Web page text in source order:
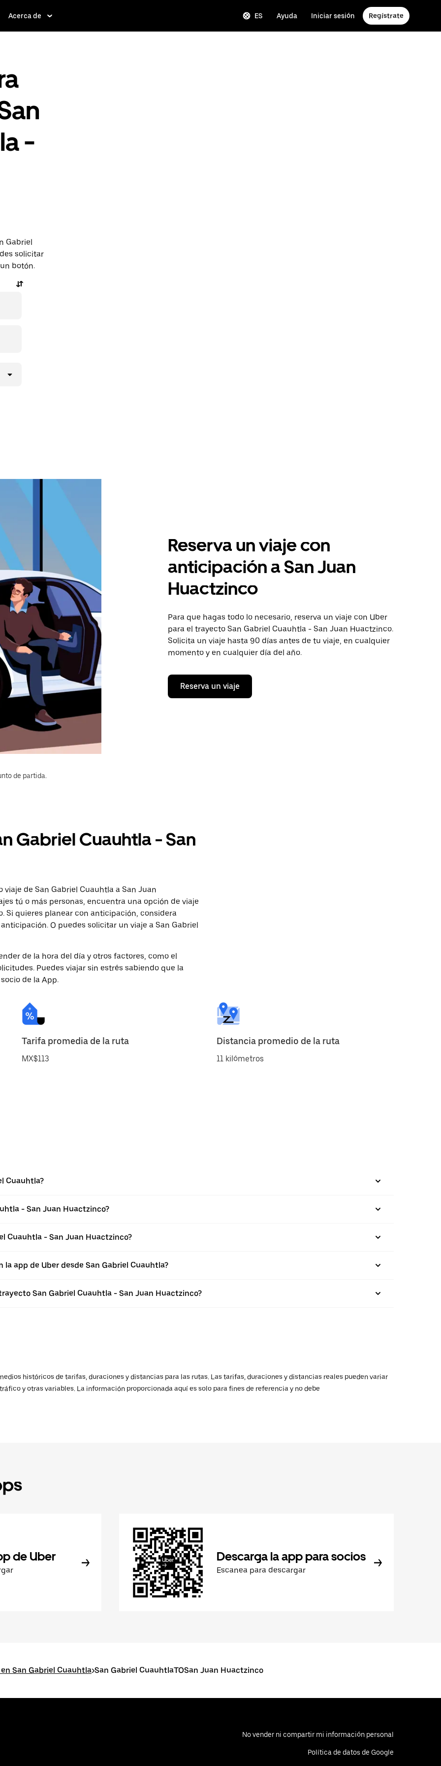
Acerca de ES Ayuda Iniciar sesión Regístrate
-
Gabriel
solicitar
botón.
Reserva un viaje con
anticipación a San Juan
Huactzinco
Para que hagas todo lo necesario, reserva un viaje con Uber
para el trayecto San Gabriel Cuauhtla - San Juan Huactzinco.
Solicita un viaje hasta 90 días antes de tu viaje, en cualquier
momento y en cualquier día del año.
Reserva un viaje
de partida.
Gabriel Cuauhtla - San
de San Gabriel Cuauhtla a San Juan
tú o más personas, encuentra una opción de viaje
Si quieres planear con anticipación, considera
O puedes solicitar un viaje a San Gabriel
de la hora del día y otros factores, como el
Puedes viajar sin estrés sabiendo que la
de la App.
Tarifa promedia de la ruta
MX$113
Distancia promedio de la ruta
11 kilómetros
Cuauhtla?
- San Juan Huactzinco?
Cuauhtla - San Juan Huactzinco?
app de Uber desde San Gabriel Cuauhtla?
San Gabriel Cuauhtla - San Juan Huactzinco?
históricos de tarifas, duraciones y distancias para las rutas. Las tarifas, duraciones y distancias reales pueden variar
y otras variables. La información proporcionada aquí es solo para fines de referencia y no debe
de Uber Descarga la app para socios
Escanea para descargar
San Gabriel Cuauhtla>San Gabriel CuauhtlaTOSan Juan Huactzinco
No vender ni compartir mi información personal
Política de datos de Google